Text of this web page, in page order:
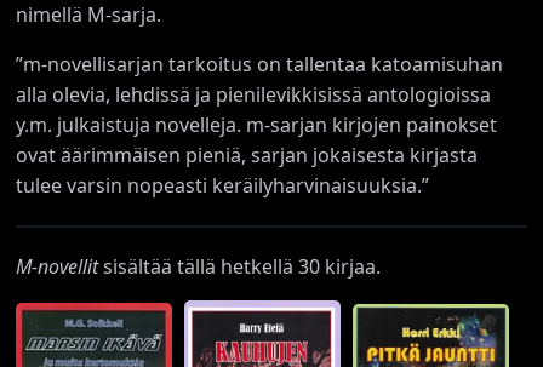
nimellä M-sarja.
”m-novellisarjan tarkoitus on tallentaa katoamisuhan
alla olevia, lehdissä ja pienilevikkisissä antologioissa
y.m. julkaistuja novelleja. m-sarjan kirjojen painokset
ovat äärimmäisen pieniä, sarjan jokaisesta kirjasta
tulee varsin nopeasti keräilyharvinaisuuksia.”
M-novellitsisältää tällä hetkellä 30 kirjaa.